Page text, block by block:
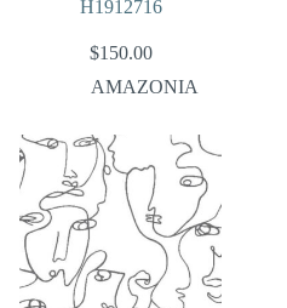
H1912716
$150.00
AMAZONIA